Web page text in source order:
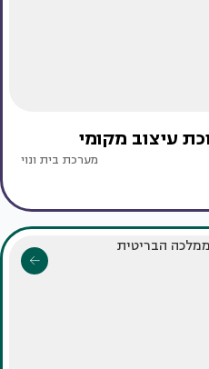
עיצוב מקומי
מערכת בית ונוי